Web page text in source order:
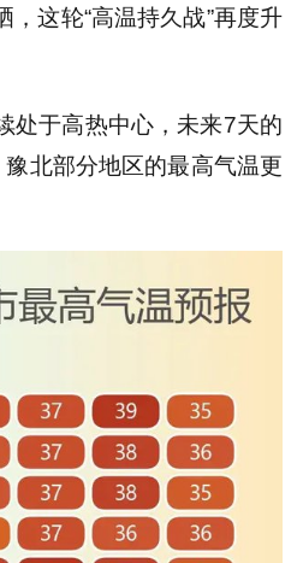
，这轮“高温持久战”再度升
处于高热中心，未来7天的
豫北部分地区的最高气温更